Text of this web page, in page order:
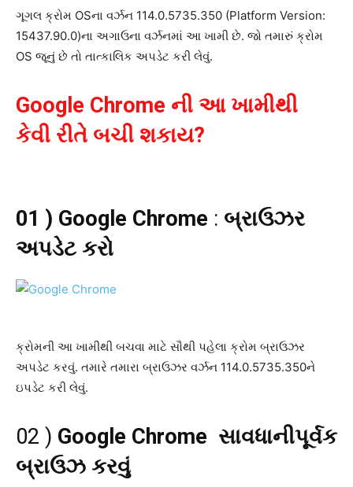
ગૂગલ ક્રોમ OSના વર્ઝન 114.0.5735.350 (Platform Version:
15437.90.0)ના અગાઉના વર્ઝનમાં આ ખામી છે. જો તમારું ક્રોમ
OS જૂનું છે તો તાત્કાલિક અપડેટ કરી લેવું.
Google Chrome ની આ ખામીથી
કેવી રીતે બચી શકાય?
01 ) Google Chrome : બ્રાઉઝર
અપડેટ કરો
ક્રોમની આ ખામીથી બચવા માટે સૌથી પહેલા ક્રોમ બ્રાઉઝર
અપડેટ કરવું. તમારે તમારા બ્રાઉઝર વર્ઝન 114.0.5735.350ને
ઇપડેટ કરી લેવું.
02 ) Google Chrome સાવધાનીપૂર્વક
બ્રાઉઝ કરવું